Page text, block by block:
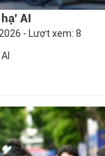
AI
- Lượt xem: 8